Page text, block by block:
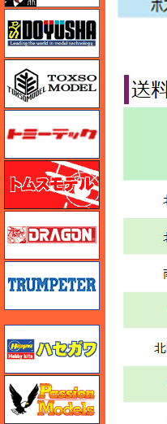
童友社
ドラゴン
トランペッター
ハセガワ